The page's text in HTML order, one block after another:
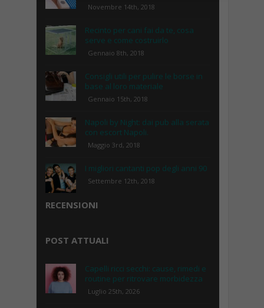
Novembre 14th, 2018
Recinto per cani fai da te, cosa
serve e come costruirlo
Gennaio 8th, 2018
Consigli utili per pulire le borse in
base al loro materiale
Gennaio 15th, 2018
Napoli by Night: dai pub alla serata
con escort Napoli.
Maggio 3rd, 2018
I migliori cantanti pop degli anni 90
Settembre 12th, 2018
RECENSIONI
POST ATTUALI
Capelli ricci secchi: cause, rimedi e
routine per ritrovare morbidezza
Luglio 25th, 2026